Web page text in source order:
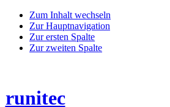
Zum Inhalt wechseln
Zur Hauptnavigation
Zur ersten Spalte
Zur zweiten Spalte
runitec